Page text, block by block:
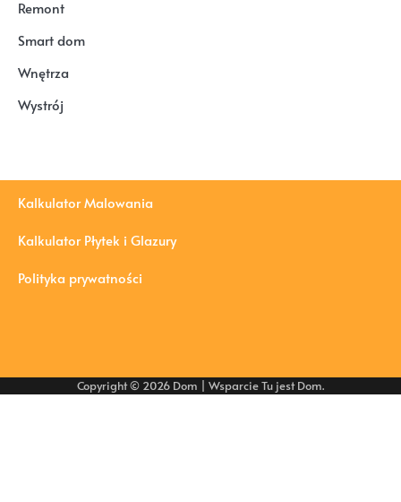
Remont
Smart dom
Wnętrza
Wystrój
Kalkulator Malowania
Kalkulator Płytek i Glazury
Polityka prywatności
Copyright © 2026 Dom | WsparcieTu jest Dom.